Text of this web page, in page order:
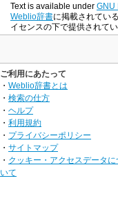
Text is available under GNU
Weblio辞書に掲載されてい
イセンスの下で提供されてい
ご利用にあたって
・ Weblio辞書とは
・ 検索の仕方
・ ヘルプ
・ 利用規約
・ プライバシーポリシー
・ サイトマップ
・ クッキー・アクセスデータに
いて